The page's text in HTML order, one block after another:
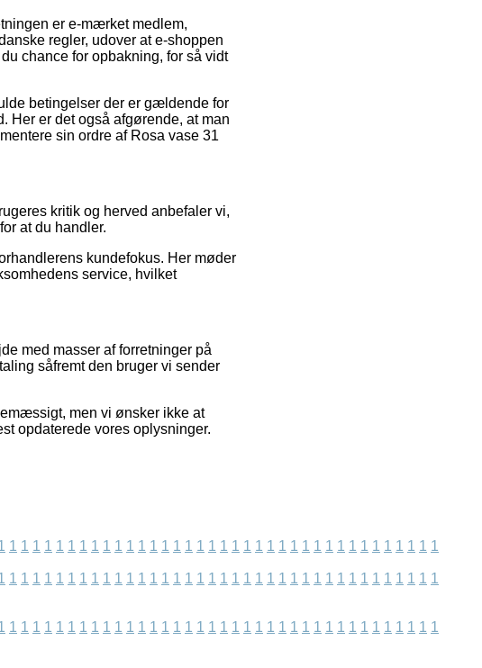
er e-mærket medlem,
regler, udover at e-shoppen
chance for opbakning, for så vidt
betingelser der er gældende for
Her er det også afgørende, at man
sin ordre af Rosa vase 31
kritik og herved anbefaler vi,
at du handler.
kundefokus. Her møder
service, hvilket
med masser af forretninger på
såfremt den bruger vi sender
men vi ønsker ikke at
opdaterede vores oplysninger.
1 1 1 1 1 1 1 1 1 1 1 1 1 1 1 1 1 1 1 1 1 1 1 1 1 1 1 1 1 1 1 1 1 1 1 1 1
1 1 1 1 1 1 1 1 1 1 1 1 1 1 1 1 1 1 1 1 1 1 1 1 1 1 1 1 1 1 1 1 1 1 1 1 1
1 1 1 1 1 1 1 1 1 1 1 1 1 1 1 1 1 1 1 1 1 1 1 1 1 1 1 1 1 1 1 1 1 1 1 1 1